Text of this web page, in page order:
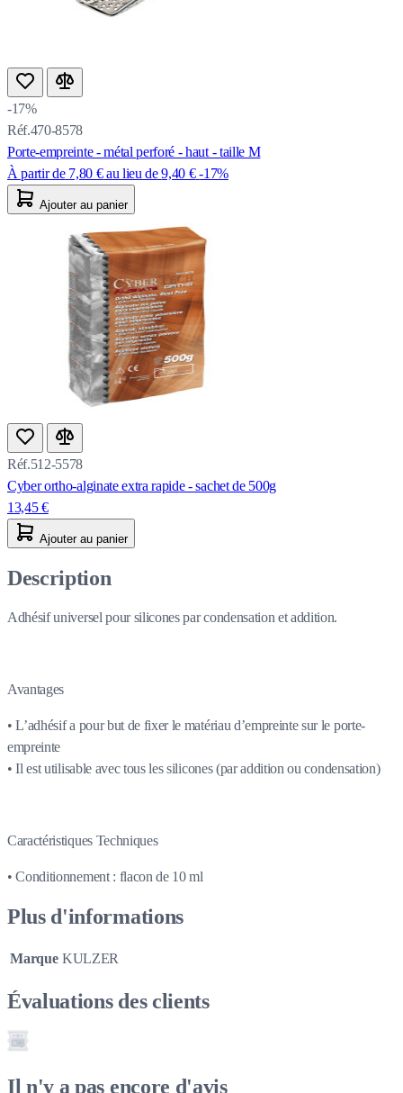
-17%
Réf.470-8578
Porte-empreinte - métal perforé - haut - taille M
À partir de 7,80 € au lieu de 9,40 € -17%
Ajouter au panier
Réf.512-5578
Cyber ortho-alginate extra rapide - sachet de 500g
13,45 €
Ajouter au panier
Description
Adhésif universel pour silicones par condensation et addition.
Avantages
• L’adhésif a pour but de fixer le matériau d’empreinte sur le porte-
empreinte
• Il est utilisable avec tous les silicones (par addition ou condensation)
Caractéristiques Techniques
• Conditionnement : flacon de 10 ml
Plus d'informations
Marque KULZER
Évaluations des clients
Il n'y a pas encore d'avis